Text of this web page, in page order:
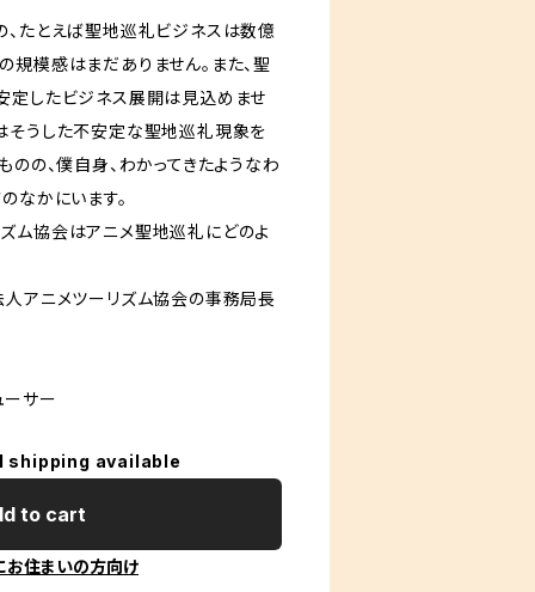
たとえば聖地巡礼ビジネスは数億
規模感はまだありません。また、聖
定したビジネス展開は見込めませ
そうした不安定な聖地巡礼現象を
のの、僕自身、わかってきたようなわ
なかにいます。
ム協会はアニメ聖地巡礼にどのよ
アニメツーリズム協会の事務局長
サー
shipping available
to cart
お住まいの方向け